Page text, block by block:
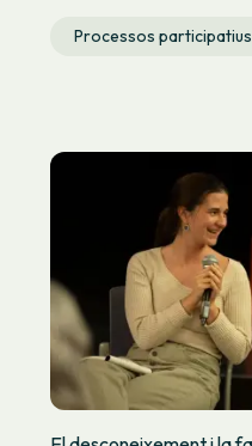
Processos participatius